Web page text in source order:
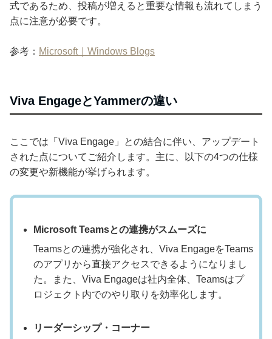
式であるため、投稿が増えると重要な情報も流れてしまう
点に注意が必要です。
参考： Microsoft｜Windows Blogs
Viva EngageとYammerの違い
ここでは「Viva Engage」との結合に伴い、アップデート
された点についてご紹介します。主に、以下の4つの仕様
の変更や新機能が挙げられます。
Microsoft Teamsとの連携がスムーズに
Teamsとの連携が強化され、Viva EngageをTeams
のアプリから直接アクセスできるようになりまし
た。また、Viva Engageは社内全体、Teamsはプ
ロジェクト内でのやり取りを効率化します。
リーダーシップ・コーナー